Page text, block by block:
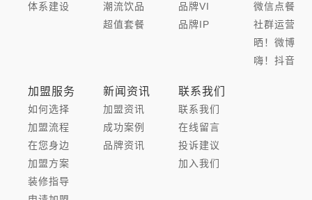
体系建设
潮流饮品
超值套餐
品牌VI
品牌IP
微信点餐
社群运营
晒！微博
嗨！抖音
加盟服务
如何选择
加盟流程
在您身边
加盟方案
装修指导
新闻资讯
加盟资讯
成功案例
品牌资讯
联系我们
联系我们
在线留言
投诉建议
加入我们